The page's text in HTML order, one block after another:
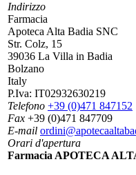
Indirizzo
Farmacia
Apoteca Alta Badia SNC
Str. Colz, 15
39036 La Villa in Badia
Bolzano
Italy
P.Iva: IT02932630219
Telefono +39 (0)471 847152
Fax +39 (0)471 847709
E-mail
Orari d'apertura
Farmacia APOTECA